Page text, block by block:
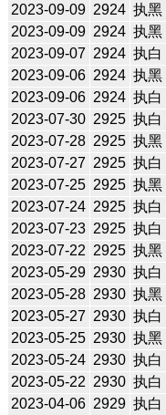
2023-09-09 2924 执黑
2023-09-09 2924 执黑
2023-09-07 2924 执白
2023-09-06 2924 执黑
2023-09-06 2924 执白
2023-07-30 2925 执白
2023-07-28 2925 执黑
2023-07-27 2925 执白
2023-07-25 2925 执黑
2023-07-24 2925 执白
2023-07-23 2925 执白
2023-07-22 2925 执黑
2023-05-29 2930 执白
2023-05-28 2930 执黑
2023-05-27 2930 执白
2023-05-25 2930 执黑
2023-05-24 2930 执白
2023-05-22 2930 执白
2023-04-06 2929 执白